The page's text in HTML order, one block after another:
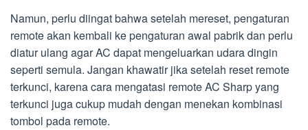
Namun, perlu diingat bahwa setelah mereset, pengaturan
remote akan kembali ke pengaturan awal pabrik dan perlu
diatur ulang agar AC dapat mengeluarkan udara dingin
seperti semula. Jangan khawatir jika setelah reset remote
terkunci, karena cara mengatasi remote AC Sharp yang
terkunci juga cukup mudah dengan menekan kombinasi
tombol pada remote.